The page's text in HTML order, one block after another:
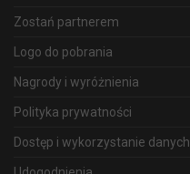
Zostań partnerem
Logo do pobrania
Nagrody i wyróżnienia
Polityka prywatności
Dostęp i wykorzystanie danych